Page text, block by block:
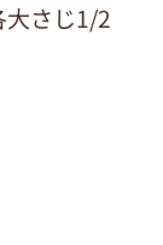
大さじ1/2